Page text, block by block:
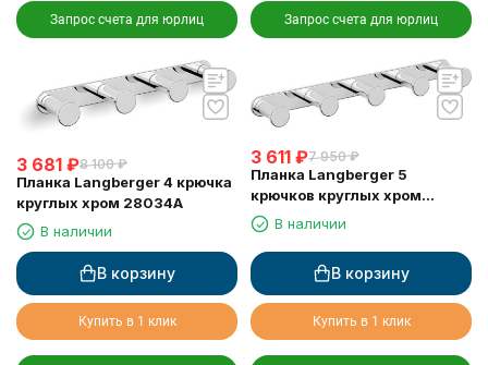
Запрос счета для юрлиц Запрос счета для юрлиц
3 681 ₽8 100 ₽
Планка Langberger 4 крючка
круглых хром 28034A
В наличии
В корзину
Купить в 1 клик
3 611 ₽7 950 ₽
Планка Langberger 5
крючков круглых хром
28035AВ наличии
В корзину
Купить в 1 клик